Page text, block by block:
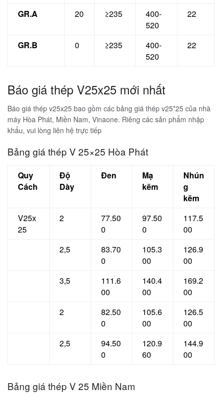
GR.A 20 ≥235
400-
520
22
GR.B 0 ≥235
400-
520
22
Báo giá thép V25x25 mới nhất
Báo giá thép v25x25 bao gồm các bảng giá thép v25*25 của nhà
máy Hòa Phát, Miền Nam, Vinaone. Riêng các sản phẩm nhập
khẩu, vui lòng liên hệ trực tiếp
Bảng giá thép V 25×25 Hòa Phát
Quy
Cách
Độ
Dày
Đen
Mạ
kẽm
Nhún
g
kẽm
V25x
25
2
77.50
0
97.50
0
117.5
00
2,5
83.70
0
105.3
00
126.9
00
3,5
111.6
00
140.4
00
169.2
00
2
82.50
0
105.6
00
126.5
00
2,5
94.50
0
120.9
60
144.9
00
Bảng giá thép V 25 Miền Nam